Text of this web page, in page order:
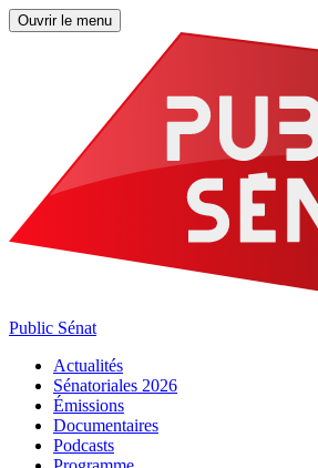
Ouvrir le menu
Public Sénat
Actualités
Sénatoriales 2026
Émissions
Documentaires
Podcasts